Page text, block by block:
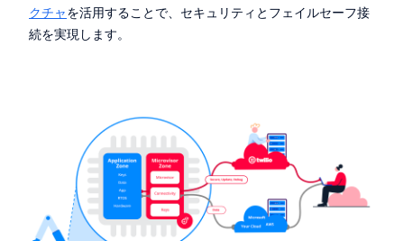
クチャを活用することで、セキュリティとフェイルセーフ接
続を実現します。